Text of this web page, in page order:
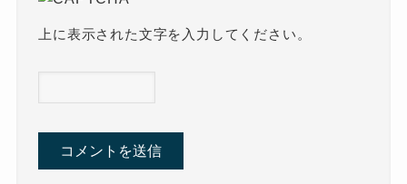
上に表示された文字を入力してください。